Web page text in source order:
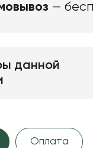
—
данной
Оплата